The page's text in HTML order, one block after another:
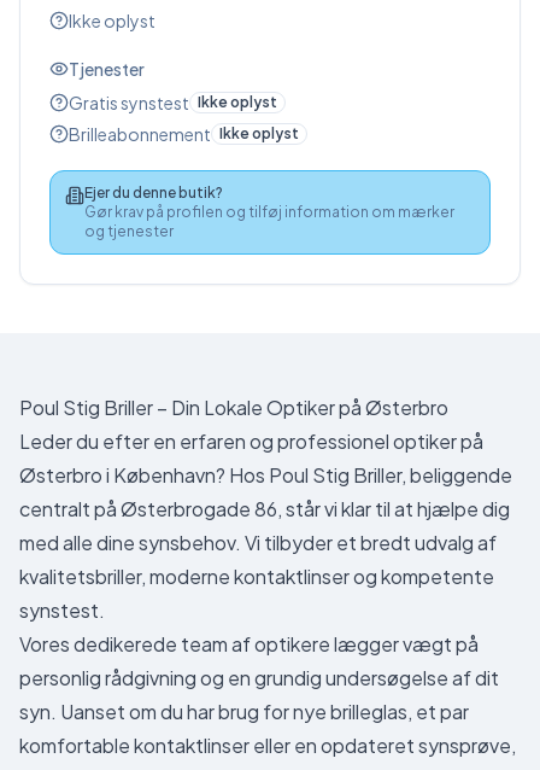
Ikke oplyst
Tjenester
Gratis synstest Ikke oplyst
Brilleabonnement Ikke oplyst
Ejer du denne butik?
Gør krav på profilen og tilføj information om mærker
og tjenester
Poul Stig Briller – Din Lokale Optiker på Østerbro
Leder du efter en erfaren og professionel optiker på
Østerbro i København? Hos Poul Stig Briller, beliggende
centralt på Østerbrogade 86, står vi klar til at hjælpe dig
med alle dine synsbehov. Vi tilbyder et bredt udvalg af
kvalitetsbriller, moderne kontaktlinser og kompetente
synstest.
Vores dedikerede team af optikere lægger vægt på
personlig rådgivning og en grundig undersøgelse af dit
syn. Uanset om du har brug for nye brilleglas, et par
komfortable kontaktlinser eller en opdateret synsprøve,